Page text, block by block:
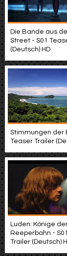
Die Bande aus
Street - S01
(Deutsch) HD
Stimmungen der
Teaser Trailer
Luden: Könige
Reeperbahn -
Trailer (Deutsch)